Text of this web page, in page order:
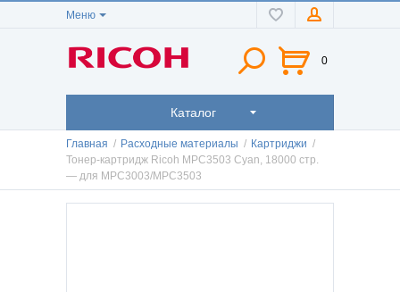
Меню
0
Каталог
Главная / Расходные материалы / Картриджи /
Тонер-картридж Ricoh MPC3503 Cyan, 18000 стр.
— для MPC3003/MPC3503